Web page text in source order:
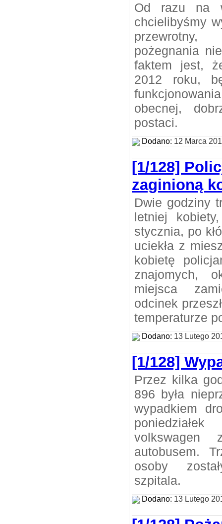
Od razu na
chcielibyśmy
przewrotny,
pożegnania
faktem jest,
2012 roku,
obecnej,
postaci.
Dodano: 12 Marca
[1/128]
zaginioną
Dwie godziny
letniej
stycznia, po
uciekła z
kobietę
znajomych,
miejsca
odcinek
temperaturze
Dodano: 13 Lutego
[1/128]
Przez kilka
896 była
wypadkiem
autobusem.
osoby
szpitala.
Dodano: 13 Lutego